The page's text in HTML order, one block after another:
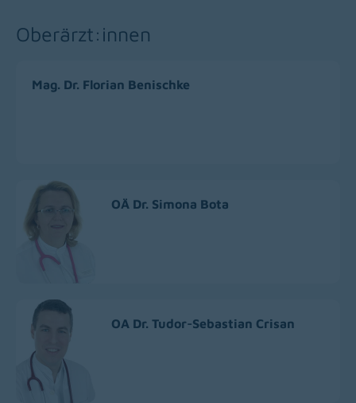
Oberärzt:innen
Mag. Dr. Florian Benischke
OÄ Dr. Simona Bota
OA Dr. Tudor-Sebastian Crisan